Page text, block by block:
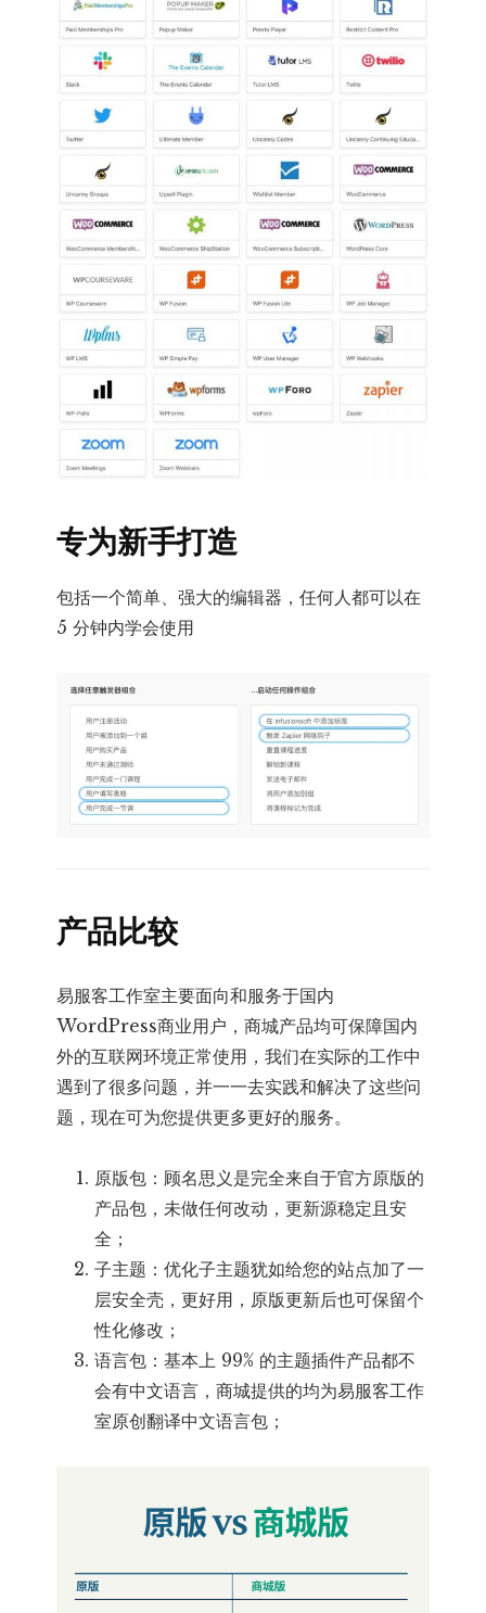
专为新手打造
包括一个简单、强大的编辑器，任何人都可以在
5 分钟内学会使用
产品比较
易服客工作室主要面向和服务于国内
WordPress商业用户，商城产品均可保障国内
外的互联网环境正常使用，我们在实际的工作中
遇到了很多问题，并一一去实践和解决了这些问
题，现在可为您提供更多更好的服务。
原版包：顾名思义是完全来自于官方原版的
产品包，未做任何改动，更新源稳定且安
全；
子主题：优化子主题犹如给您的站点加了一
层安全壳，更好用，原版更新后也可保留个
性化修改；
语言包：基本上 99% 的主题插件产品都不
会有中文语言，商城提供的均为易服客工作
室原创翻译中文语言包；